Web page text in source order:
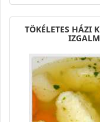
TÖKÉLETES HÁZI